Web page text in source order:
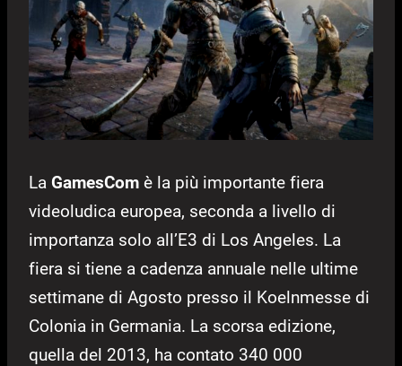
La GamesCom è la più importante fiera
videoludica europea, seconda a livello di
importanza solo all’E3 di Los Angeles. La
fiera si tiene a cadenza annuale nelle ultime
settimane di Agosto presso il Koelnmesse di
Colonia in Germania. La scorsa edizione,
quella del 2013, ha contato 340 000